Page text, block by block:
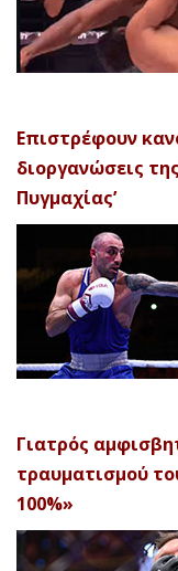
Επιστρέφουν
διοργανώσεις
Πυγμαχίας’
Γιατρός
τραυματισμού
100%»